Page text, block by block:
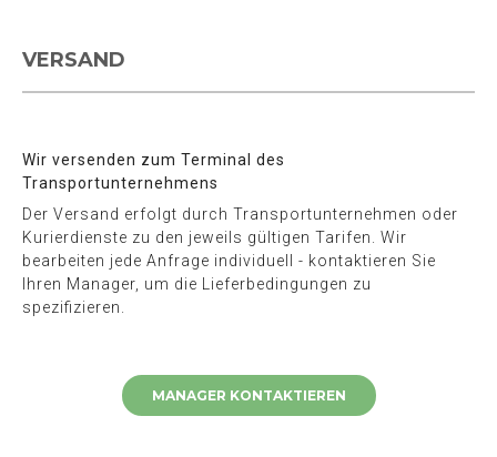
VERSAND
Wir versenden zum Terminal des
Transportunternehmens
Der Versand erfolgt durch Transportunternehmen oder
Kurierdienste zu den jeweils gültigen Tarifen. Wir
bearbeiten jede Anfrage individuell - kontaktieren Sie
Ihren Manager, um die Lieferbedingungen zu
spezifizieren.
MANAGER KONTAKTIEREN